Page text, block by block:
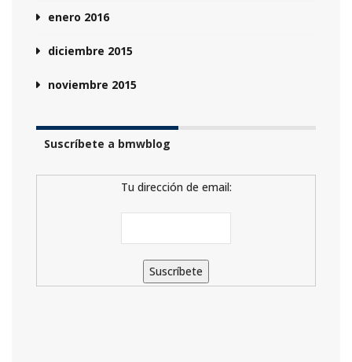
enero 2016
diciembre 2015
noviembre 2015
Suscríbete a bmwblog
Tu dirección de email: